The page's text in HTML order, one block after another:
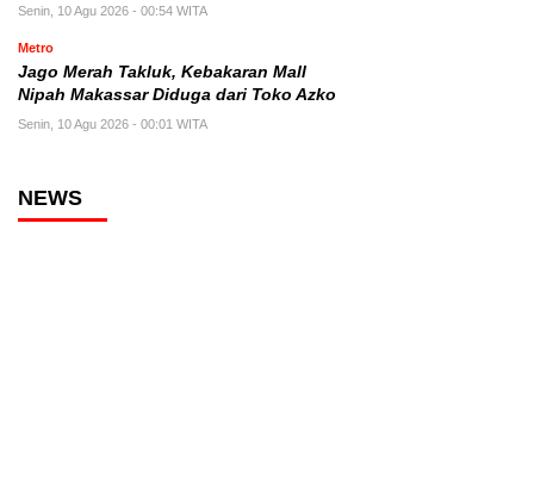
Senin, 10 Agu 2026 - 00:54 WITA
Metro
Jago Merah Takluk, Kebakaran Mall
Nipah Makassar Diduga dari Toko Azko
Senin, 10 Agu 2026 - 00:01 WITA
NEWS